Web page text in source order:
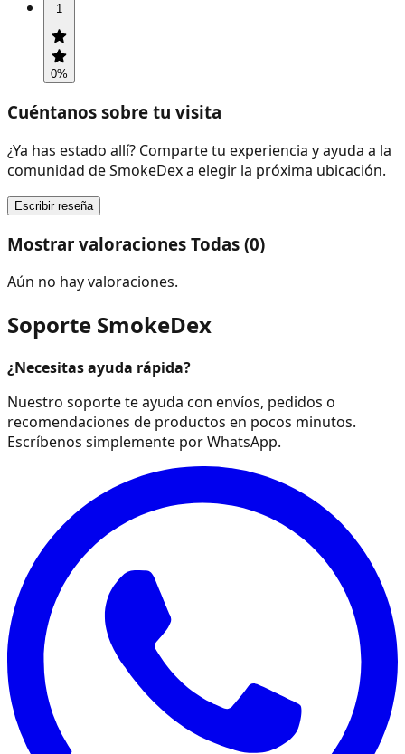
1
0%
Cuéntanos sobre tu visita
¿Ya has estado allí? Comparte tu experiencia y ayuda a la
comunidad de SmokeDex a elegir la próxima ubicación.
Escribir reseña
Mostrar valoraciones Todas (0)
Aún no hay valoraciones.
Soporte SmokeDex
¿Necesitas ayuda rápida?
Nuestro soporte te ayuda con envíos, pedidos o
recomendaciones de productos en pocos minutos.
Escríbenos simplemente por WhatsApp.